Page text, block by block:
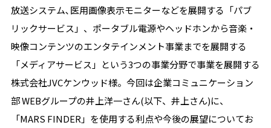
放送システム､医用画像表示モニターなどを展開する「パブ
リックサービス」、ポータブル電源やヘッドホンから音楽・
映像コンテンツのエンタテインメント事業までを展開する
「メディアサービス」という3つの事業分野で事業を展開する
株式会社JVCケンウッド様。今回は企業コミュニケーション
部 WEBグループの井上洋一さん(以下、井上さん)に、
「MARS FINDER」を使用する利点や今後の展望についてお